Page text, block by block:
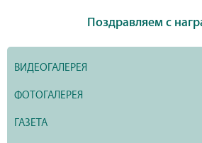
Поздравляем с
ВИДЕОГАЛЕРЕЯ
ФОТОГАЛЕРЕЯ
ГАЗЕТА